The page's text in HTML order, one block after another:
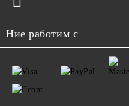
Ние работим с